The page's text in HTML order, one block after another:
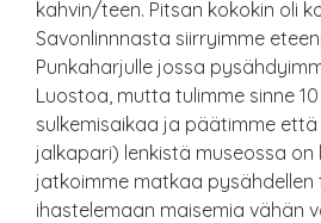
kahvin/teen. Pitsan kokokin oli
Savonlinnnasta siirryimme
Punkaharjulle jossa
Luostoa, mutta tulimme sinne
sulkemisaikaa ja päätimme
jalkapari) lenkistä museossa on
jatkoimme matkaa pysähdellen
ihastelemaan maisemia vähän